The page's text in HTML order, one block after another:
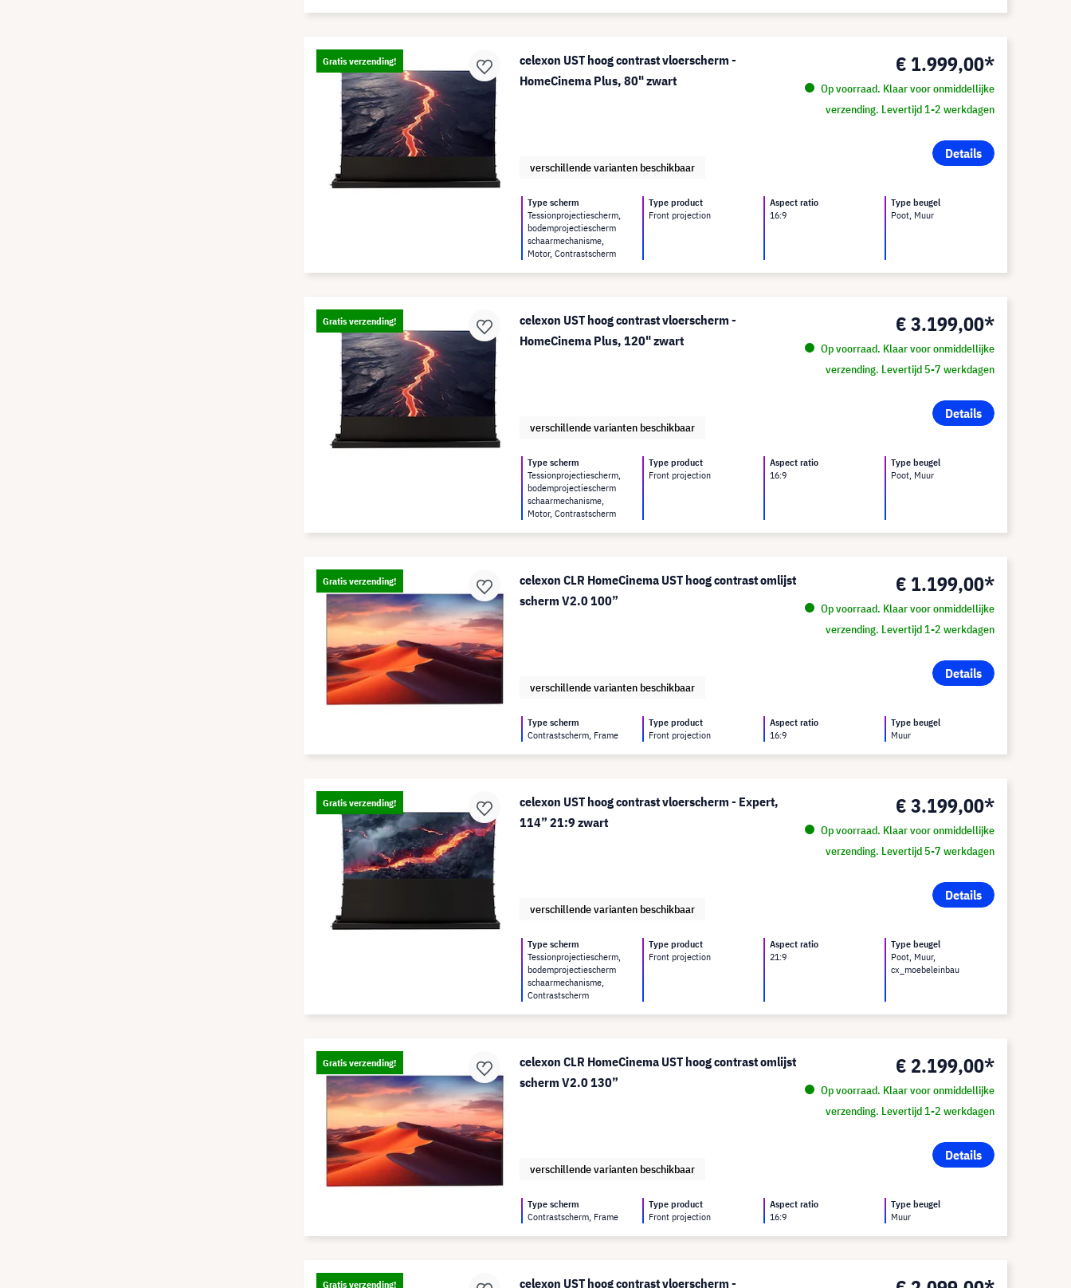
Gratis verzending!
celexon UST hoog contrast vloerscherm -
HomeCinema Plus, 80" zwart
€ 1.999,00*
Op voorraad. Klaar voor onmiddellijke
verzending. Levertijd 1-2 werkdagen
Details
verschillende varianten beschikbaar
Type scherm
Tessionprojectiescherm,
bodemprojectiescherm
schaarmechanisme,
Motor, Contrastscherm
Type product
Front projection
Aspect ratio
16:9
Type beugel
Poot, Muur
Gratis verzending!
celexon UST hoog contrast vloerscherm -
HomeCinema Plus, 120" zwart
€ 3.199,00*
Op voorraad. Klaar voor onmiddellijke
verzending. Levertijd 5-7 werkdagen
Details
verschillende varianten beschikbaar
Type scherm
Tessionprojectiescherm,
bodemprojectiescherm
schaarmechanisme,
Motor, Contrastscherm
Type product
Front projection
Aspect ratio
16:9
Type beugel
Poot, Muur
Gratis verzending!
celexon CLR HomeCinema UST hoog contrast omlijst
scherm V2.0 100”
€ 1.199,00*
Op voorraad. Klaar voor onmiddellijke
verzending. Levertijd 1-2 werkdagen
Details
verschillende varianten beschikbaar
Type scherm
Contrastscherm, Frame
Type product
Front projection
Aspect ratio
16:9
Type beugel
Muur
Gratis verzending!
celexon UST hoog contrast vloerscherm - Expert,
114” 21:9 zwart
€ 3.199,00*
Op voorraad. Klaar voor onmiddellijke
verzending. Levertijd 5-7 werkdagen
Details
verschillende varianten beschikbaar
Type scherm
Tessionprojectiescherm,
bodemprojectiescherm
schaarmechanisme,
Contrastscherm
Type product
Front projection
Aspect ratio
21:9
Type beugel
Poot, Muur,
cx_moebeleinbau
Gratis verzending!
celexon CLR HomeCinema UST hoog contrast omlijst
scherm V2.0 130”
€ 2.199,00*
Op voorraad. Klaar voor onmiddellijke
verzending. Levertijd 1-2 werkdagen
Details
verschillende varianten beschikbaar
Type scherm
Contrastscherm, Frame
Type product
Front projection
Aspect ratio
16:9
Type beugel
Muur
Gratis verzending! celexon UST hoog contrast vloerscherm -